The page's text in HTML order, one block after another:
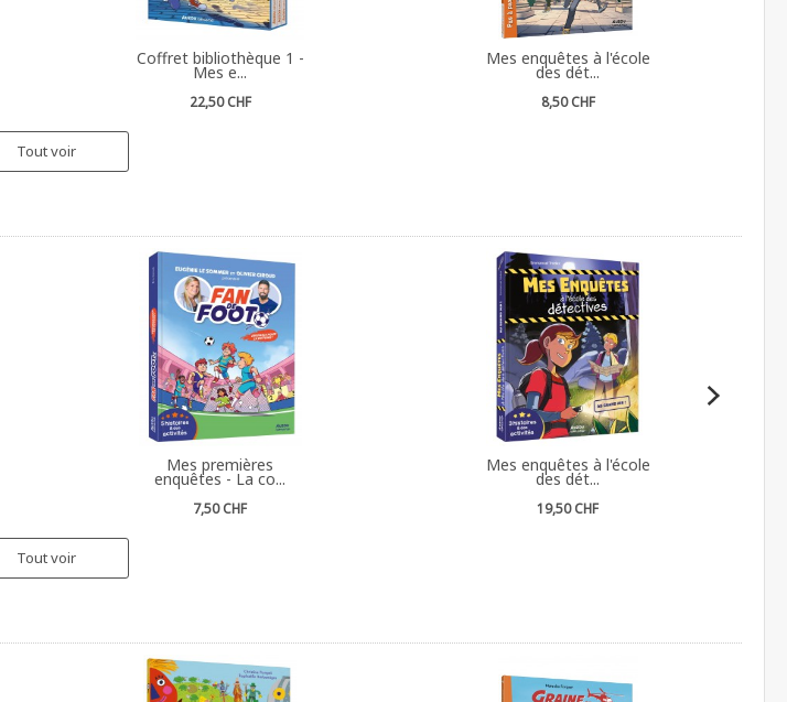
Coffret bibliothèque 1 -
Mes e...
22,50 CHF
Mes enquêtes à l'école
des dét...
8,50 CHF
Tout voir
Mes premières
enquêtes - La co...
7,50 CHF
Mes enquêtes à l'école
des dét...
19,50 CHF
Tout voir